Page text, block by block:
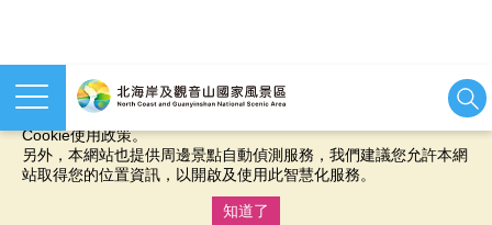
本網站使用cookies等相關技術以持續優化網站服務，並有助於為
您提供更佳的體驗，當您繼續使用本網站即表示您同意我們的
Cookie使用政策。
另外，本網站也提供周邊景點自動偵測服務，我們建議您允許本網
站取得您的位置資訊，以開啟及使用此智慧化服務。
知道了